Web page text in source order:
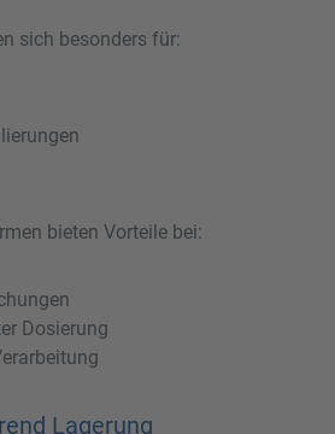
sich besonders für:
bieten Vorteile bei:
Dosierung
Lagerung